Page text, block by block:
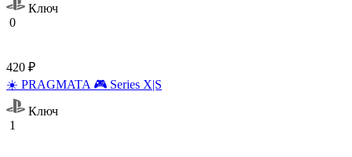
Ключ
0
420 ₽
☀️ PRAGMATA 🎮 Series X|S
Ключ
1